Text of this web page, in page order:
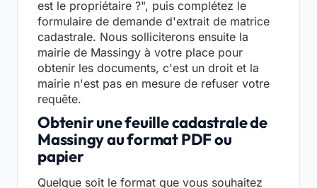
est le propriétaire ?", puis complétez le
formulaire de demande d'extrait de matrice
cadastrale. Nous solliciterons ensuite la
mairie de Massingy à votre place pour
obtenir les documents, c'est un droit et la
mairie n'est pas en mesure de refuser votre
requête.
Obtenir une feuille cadastrale de
Massingy au format PDF ou
papier
Quelque soit le format que vous souhaitez